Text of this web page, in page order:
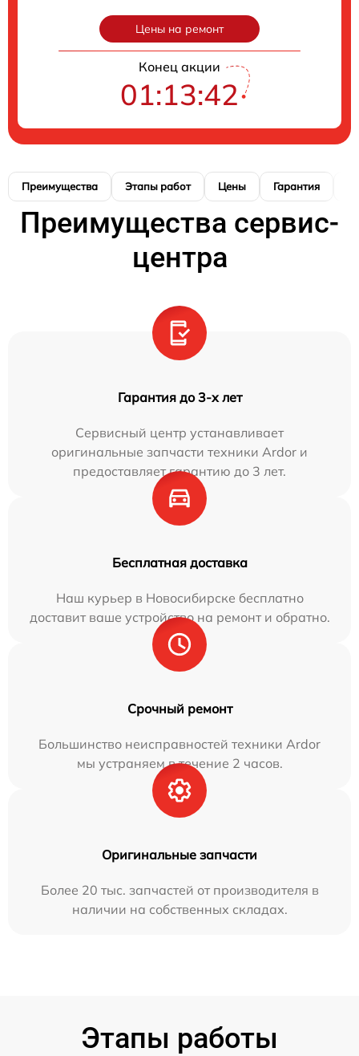
Цены на ремонт
Конец акции
01:13:41
Преимущества Этапы работ Цены Гарантия
Преимущества сервис-
центра
Гарантия до 3-х лет
Сервисный центр устанавливает
оригинальные запчасти техники Ardor и
предоставляет гарантию до 3 лет.
Бесплатная доставка
Наш курьер в Новосибирске бесплатно
доставит ваше устройство на ремонт и обратно.
Срочный ремонт
Большинство неисправностей техники Ardor
мы устраняем в течение 2 часов.
Оригинальные запчасти
Более 20 тыс. запчастей от производителя в
наличии на собственных складах.
Этапы работы